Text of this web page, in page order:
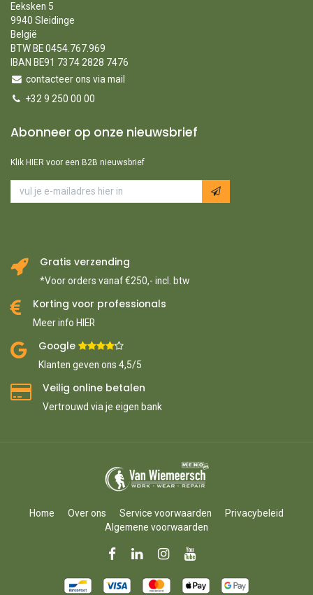
Eeksken 5
9940 Sleidinge
België
BTW BE 0454.767.969
IBAN BE91 7374 2828 7476
contacteer ons via mail
+32 9 250 00 00
Abonneer op onze nieuwsbrief
Klik HIER voor een B2B nieuwsbrief
Gratis verzending
*Voor orders vanaf €250,- incl. btw
Korting voor professionals
Meer info HIER
Google ​
Klanten geven ons 4,5/5
Veilig online betalen
Vertrouwd via je eigen bank
Home Over ons Service voorwaarden
Privacybeleid
Algemene voorwaarden